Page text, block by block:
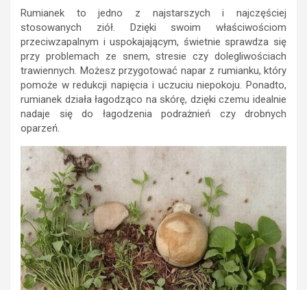
Rumianek to jedno z najstarszych i najczęściej
stosowanych ziół. Dzięki swoim właściwościom
przeciwzapalnym i uspokajającym, świetnie sprawdza się
przy problemach ze snem, stresie czy dolegliwościach
trawiennych. Możesz przygotować napar z rumianku, który
pomoże w redukcji napięcia i uczuciu niepokoju. Ponadto,
rumianek działa łagodząco na skórę, dzięki czemu idealnie
nadaje się do łagodzenia podrażnień czy drobnych
oparzeń.